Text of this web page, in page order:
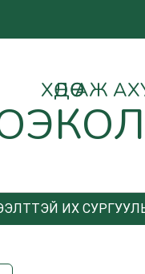
ХӨДӨӨ АЖ
ИХ